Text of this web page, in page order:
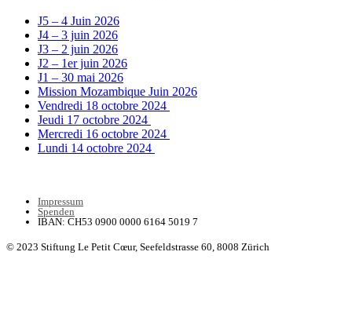
J5 – 4 Juin 2026
J4 – 3 juin 2026
J3 – 2 juin 2026
J2 – 1er juin 2026
J1 – 30 mai 2026
Mission Mozambique Juin 2026
Vendredi 18 octobre 2024
Jeudi 17 octobre 2024
Mercredi 16 octobre 2024
Lundi 14 octobre 2024
Impressum
Spenden
IBAN: CH53 0900 0000 6164 5019 7
© 2023 Stiftung Le Petit Cœur, Seefeldstrasse 60, 8008 Zürich